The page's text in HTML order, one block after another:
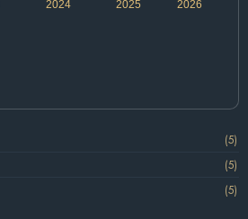
2024 2026
2025
(5)
(5)
(5)